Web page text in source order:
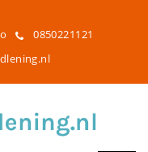
0850221121